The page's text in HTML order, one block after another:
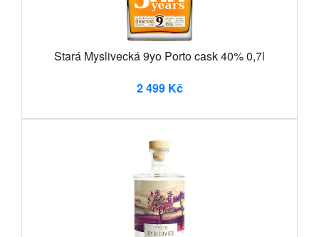
Stará Myslivecká 9yo Porto cask 40% 0,7l
2 499 Kč